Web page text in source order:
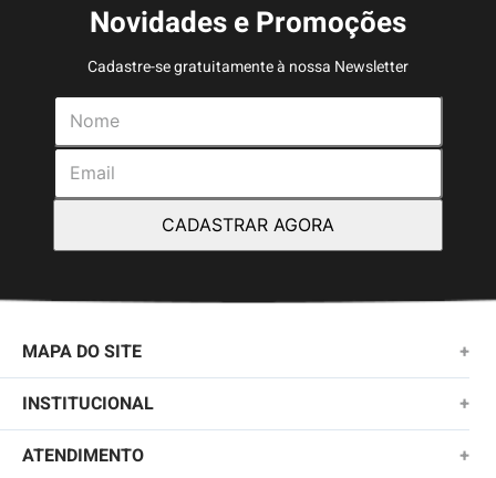
Novidades e Promoções
Cadastre-se gratuitamente à nossa Newsletter
CADASTRAR AGORA
MAPA DO SITE +
NOVIDADES
MASCULINO
INSTITUCIONAL +
SOBRE NÓS
ATENDIMENTO +